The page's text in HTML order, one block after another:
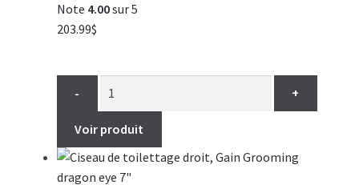
Note 4.00sur 5
203.99$
- +
Voir produit